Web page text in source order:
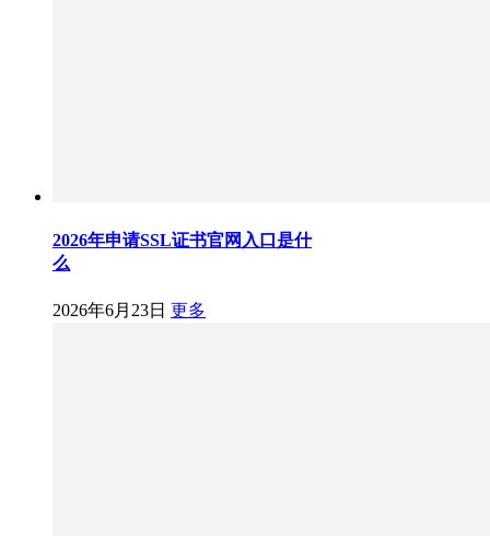
2026年申请SSL证书官网入口是什
么
2026年6月23日 更多